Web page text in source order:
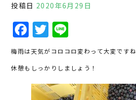
投稿日 2020年6月29日
F
a
c
e
b
T
w
it
te
r
n
e
梅雨は天気がコロコロ変わって大変ですね
休憩もしっかりしましょう！